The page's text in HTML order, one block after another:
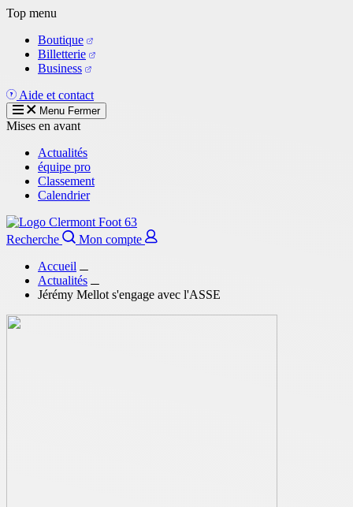
Aller
contenu
principal
Top menu
Boutique
Billetterie
Business
Aide et contact
Menu Fermer
Mises en avant
Actualités
équipe pro
Classement
Calendrier
Recherche
Mon compte
Accueil
Actualités
Jérémy Mellot s'engage avec l'ASSE